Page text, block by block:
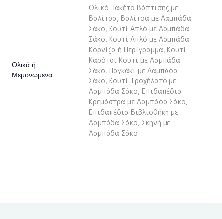
Ολικά ή
Μεμονωμένα
Ολικό Πακέτο Βάπτισης με
Βαλίτσα, Βαλίτσα με Λαμπάδα
Σάκο, Κουτί Απλό με Λαμπάδα
Σάκο, Κουτί Απλό με Λαμπάδα
Κορνίζα ή Περίγραμμα, Κουτί
Καρότσι Κουτί με Λαμπάδα
Σάκο, Παγκάκι με Λαμπάδα
Σάκο, Κουτί Τροχήλατο με
Λαμπάδα Σάκο, Επιδαπέδια
Κρεμάστρα με Λαμπάδα Σάκο,
Επιδαπέδια Βιβλιοθήκη με
Λαμπάδα Σάκο, Σκηνή με
Λαμπάδα Σάκο